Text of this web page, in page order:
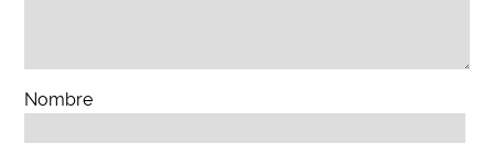
Nombre